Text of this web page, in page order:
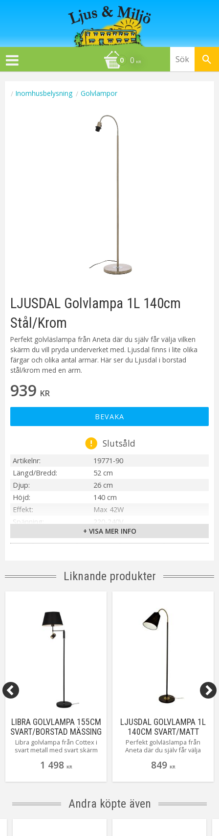
0 KR
Inomhusbelysning Golvlampor
LJUSDAL Golvlampa 1L 140cm
Stål/Krom
Perfekt golvläslampa från Aneta där du själv får välja vilken
skärm du vill pryda underverket med. Ljusdal finns i lite olika
färgar och olika antal armar. Här ser du Ljusdal i borstad
stål/krom med en arm.
939 KR
BEVAKA
Slutsåld
Artikelnr
19771-90
Längd/Bredd
52 cm
Djup
26 cm
Höjd
140 cm
Effekt
Max 42W
Spänning
220-240V
IP20
Material / Färg
Stål/Krom
E27
Brytare på lampan
Anpassad för
Aneta Belysning AB
+ VISA MER INFO
Liknande produkter
LIBRA GOLVLAMPA 155CM
SVART/BORSTAD MÄSSING
Libra golvlampa från Cottex i
svart metall med svart skärm
multifunktionslampa med
inslag i ditt hem! Dubbla
stommen i lagom höjd för att
enkelt nå dem från
1 498 KR
LJUSDAL GOLVLAMPA 1L
140CM SVART/MATT
MÄSSING
Perfekt golvläslampa från
Aneta där du själv får välja
underverket med. Ljusdal finns
armar. Här ser du Ljusdal i
849 KR
Andra köpte även